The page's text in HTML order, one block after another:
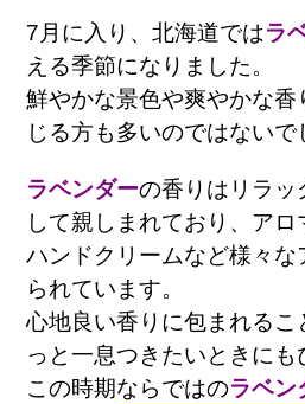
7月に入り、北海道ではラ
える季節になりました。
鮮やかな景色や爽やかな
じる方も多いのではないで
ラベンダーの香りはリラッ
して親しまれており、アロ
ハンドクリームなど様々
られています。
心地良い香りに包まれるこ
っと一息つきたいときにも
この時期ならではのラベン